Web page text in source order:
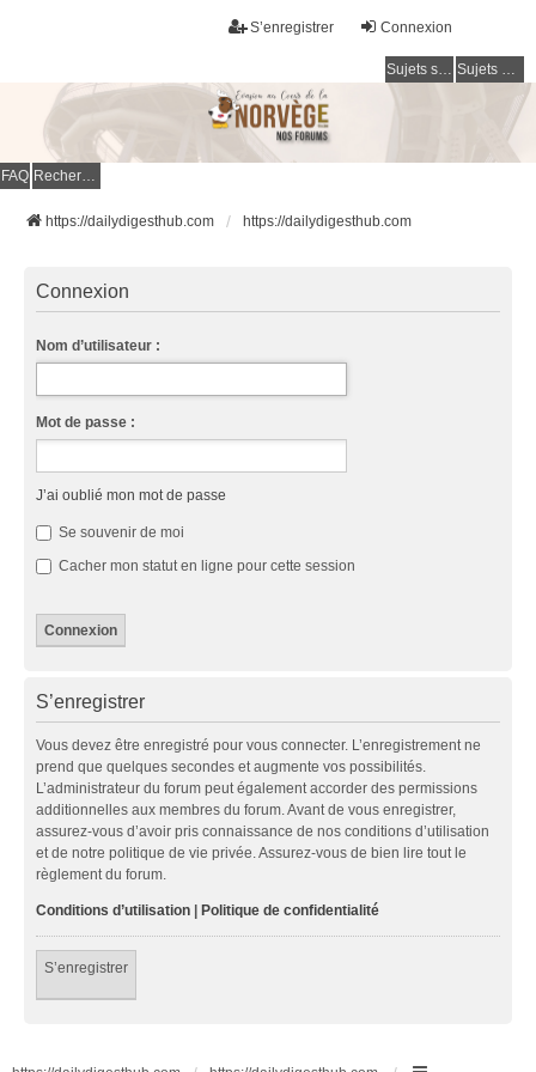
Connexion
S’enregistrer
Sujets sans réponse Sujets actifs
FAQ Rechercher
https://dailydigesthub.com https://dailydigesthub.com
Connexion
Nom d’utilisateur :
Mot de passe :
J’ai oublié mon mot de passe
Se souvenir de moi
Cacher mon statut en ligne pour cette session
S’enregistrer
Vous devez être enregistré pour vous connecter. L’enregistrement ne
prend que quelques secondes et augmente vos possibilités.
L’administrateur du forum peut également accorder des permissions
additionnelles aux membres du forum. Avant de vous enregistrer,
assurez-vous d’avoir pris connaissance de nos conditions d’utilisation
et de notre politique de vie privée. Assurez-vous de bien lire tout le
règlement du forum.
Conditions d’utilisation Politique de confidentialité
S’enregistrer